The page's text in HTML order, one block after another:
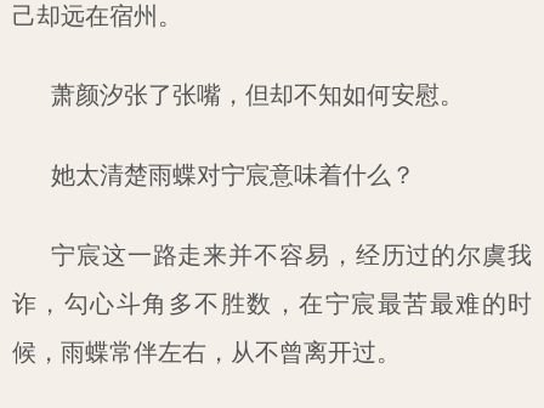
己却远在宿州。
萧颜汐张了张嘴，但却不知如何安慰。
她太清楚雨蝶对宁宸意味着什么？
宁宸这一路走来并不容易，经历过的尔虞我
诈，勾心斗角多不胜数，在宁宸最苦最难的时
候，雨蝶常伴左右，从不曾离开过。